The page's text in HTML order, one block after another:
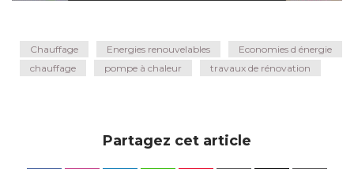
Chauffage Energies renouvelables
Economies d énergie
chauffage
pompe à chaleur travaux de rénovation
Partagez cet article